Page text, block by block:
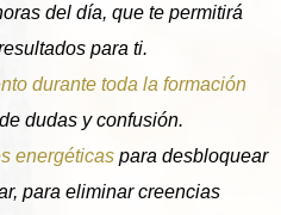
del día, que te permitirá
para ti.
durante toda la formación
dudas y confusión.
energéticas para desbloquear
para eliminar creencias